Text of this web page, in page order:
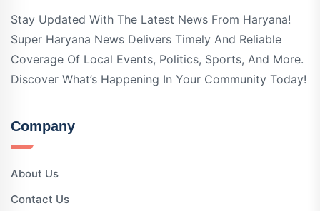
Stay Updated With The Latest News From Haryana!
Super Haryana News Delivers Timely And Reliable
Coverage Of Local Events, Politics, Sports, And More.
Discover What’s Happening In Your Community Today!
Company
About Us
Contact Us